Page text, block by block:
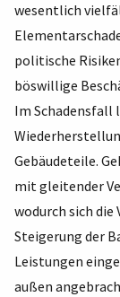
wesentlich
politische
böswillige
Im Schadensfall
Gebäudeteile.
mit gleitender
wodurch sich die
Steigerung der
Leistungen
außen